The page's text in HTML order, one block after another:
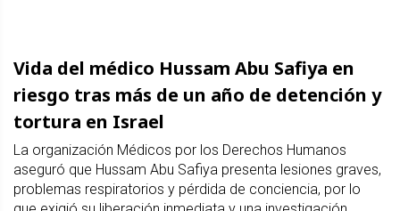
Vida del médico Hussam Abu Safiya en
riesgo tras más de un año de detención y
tortura en Israel
La organización Médicos por los Derechos Humanos
aseguró que Hussam Abu Safiya presenta lesiones graves,
problemas respiratorios y pérdida de conciencia, por lo